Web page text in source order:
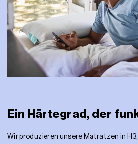
Ein Härtegrad, der
Wir produzieren unsere Matratzen in